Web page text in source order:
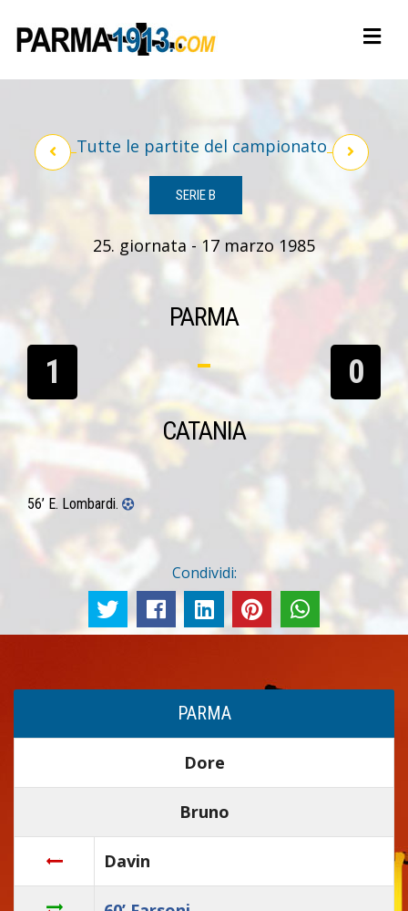
Tutte le partite del campionato
SERIE B
25. giornata - 17 marzo 1985
PARMA
1 0
CATANIA
56’ E. Lombardi.
Condividi:
PARMA
Dore
Bruno
Davin